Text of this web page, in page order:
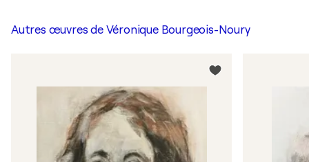
Autres œuvres de Véronique Bourgeois-Noury